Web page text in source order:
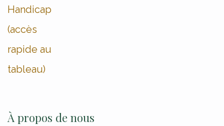
Handicap
(accès
rapide au
tableau)
À propos de nous